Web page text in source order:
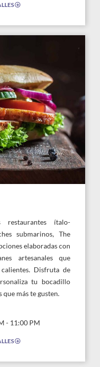
Split
ítalo-
submarinos, The
elaboradas con
artesanales que
Disfruta de
tu bocadillo
más te gusten.
- 11:00 PM